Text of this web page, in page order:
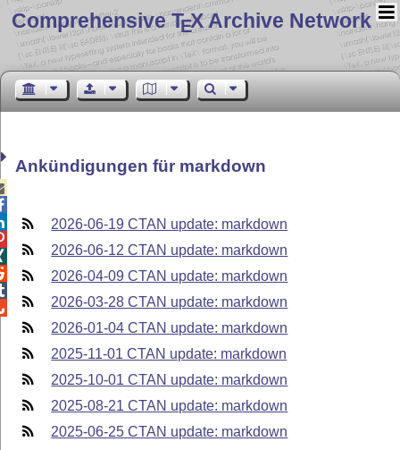
Comprehensive TEX Archive Network
Ankündigungen für markdown
2026-06-19 CTAN update: markdown
2026-06-12 CTAN update: markdown
2026-04-09 CTAN update: markdown
2026-03-28 CTAN update: markdown
2026-01-04 CTAN update: markdown
2025-11-01 CTAN update: markdown
2025-10-01 CTAN update: markdown
2025-08-21 CTAN update: markdown
2025-06-25 CTAN update: markdown